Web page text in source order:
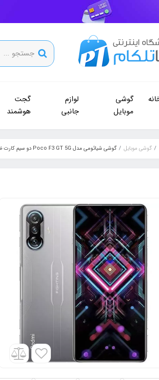
گوشی
موبایل
لوازم
جانبی
گجت
هوشمند
گوشی موبایل گوشی شیائومی مدل Poco F3 GT 5G دو سیم‌ کارت ظرفیت 128 و رم 8